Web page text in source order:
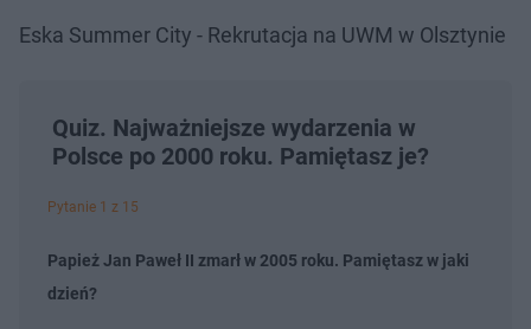
Eska Summer City - Rekrutacja na UWM w Olsztynie
Quiz. Najważniejsze wydarzenia w
Polsce po 2000 roku. Pamiętasz je?
Pytanie 1 z 15
Papież Jan Paweł II zmarł w 2005 roku. Pamiętasz w jaki
dzień?